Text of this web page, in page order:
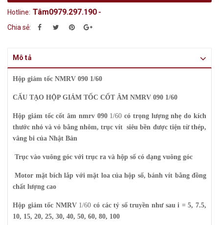
Hotline: Tâm0979.297.190 -
Chia sẻ:
Mô tả
Hộp giảm tốc NMRV 090 1/60
CẤU TẠO HỘP GIẢM TỐC CỐT ÂM NMRV 090 1/60
Hộp giảm tốc cốt âm nmrv 090 1/60có trọng lượng nhẹ do kích
thước nhỏ và vỏ bằng nhôm, trục vít siêu bền được tiện từ thép,
vâng bi của Nhật Bản
Trục vào vuông góc với trục ra và hộp số có dạng vuông góc
Motor mặt bích lắp với mặt loa của hộp số, bánh vít bằng đồng
chất lượng cao
Hộp giảm tốc NMRV 1/60 có các tỷ số truyền như saui = 5, 7.5,
10, 15, 20, 25, 30, 40, 50, 60, 80, 100